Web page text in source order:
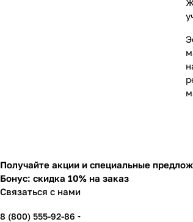
Получайте акции и специальные
Бонус: скидка 10% на заказ
Связаться с нами
8 (800) 555-92-86